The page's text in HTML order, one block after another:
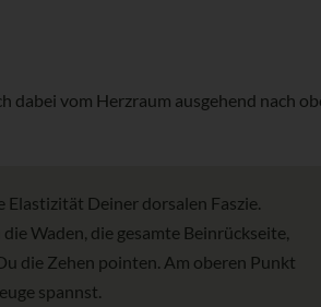
dabei vom Herzraum ausgehend nach
Elastizität Deiner dorsalen Faszie.
Waden, die gesamte Beinrückseite,
die Zehen pointen. Am oberen Punkt
spannst.